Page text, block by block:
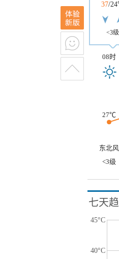
37/
<3级
08时
27℃
东北风
<3级
七天
45°C
40°C